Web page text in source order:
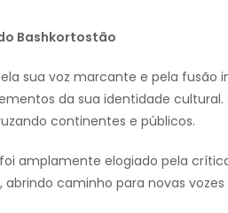
Bashkortostão
sua voz marcante e pela fusão
da sua identidade
continentes e públicos.
foi amplamente elogiado pela
caminho para novas vozes